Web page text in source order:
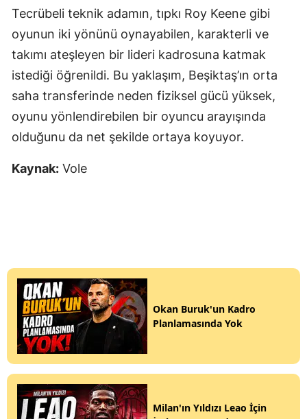
Tecrübeli teknik adamın, tıpkı Roy Keene gibi
oyunun iki yönünü oynayabilen, karakterli ve
takımı ateşleyen bir lideri kadrosuna katmak
istediği öğrenildi. Bu yaklaşım, Beşiktaş’ın orta
saha transferinde neden fiziksel gücü yüksek,
oyunu yönlendirebilen bir oyuncu arayışında
olduğunu da net şekilde ortaya koyuyor.
Kaynak: Vole
Okan Buruk'un Kadro
Planlamasında Yok
Milan'ın Yıldızı Leao İçin